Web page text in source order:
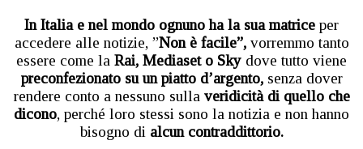
In Italia e nel mondo ognuno ha la sua matrice per
accedere alle notizie, ”Non è facile”,vorremmo tanto
essere come la Rai, Mediaset o Sky dove tutto viene
preconfezionato su un piatto d’argento,senza dover
rendere conto a nessuno sulla veridicità di quello che
dicono, perché loro stessi sono la notizia e non hanno
bisogno di alcun contraddittorio.